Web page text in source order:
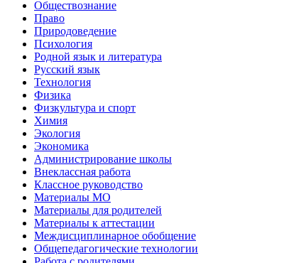
Обществознание
Право
Природоведение
Психология
Родной язык и литература
Русский язык
Технология
Физика
Физкультура и спорт
Химия
Экология
Экономика
Администрирование школы
Внеклассная работа
Классное руководство
Материалы МО
Материалы для родителей
Материалы к аттестации
Междисциплинарное обобщение
Общепедагогические технологии